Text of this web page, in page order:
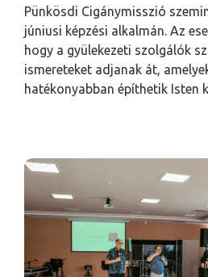
Pünkösdi Cigánymisszió
júniusi képzési alkalmán. Az
hogy a gyülekezeti szolgálók
ismereteket adjanak át,
hatékonyabban építhetik Isten